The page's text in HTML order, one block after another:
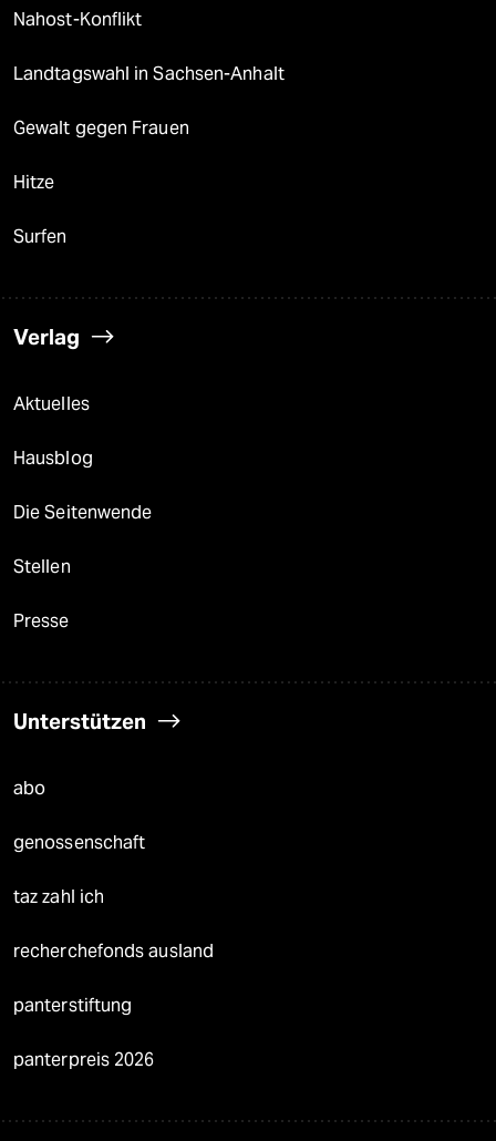
Nahost-Konflikt
Landtagswahl in Sachsen-Anhalt
Gewalt gegen Frauen
Hitze
Surfen
Verlag
Aktuelles
Hausblog
Die Seitenwende
Stellen
Presse
Unterstützen
abo
genossenschaft
taz zahl ich
recherchefonds ausland
panterstiftung
panterpreis 2026